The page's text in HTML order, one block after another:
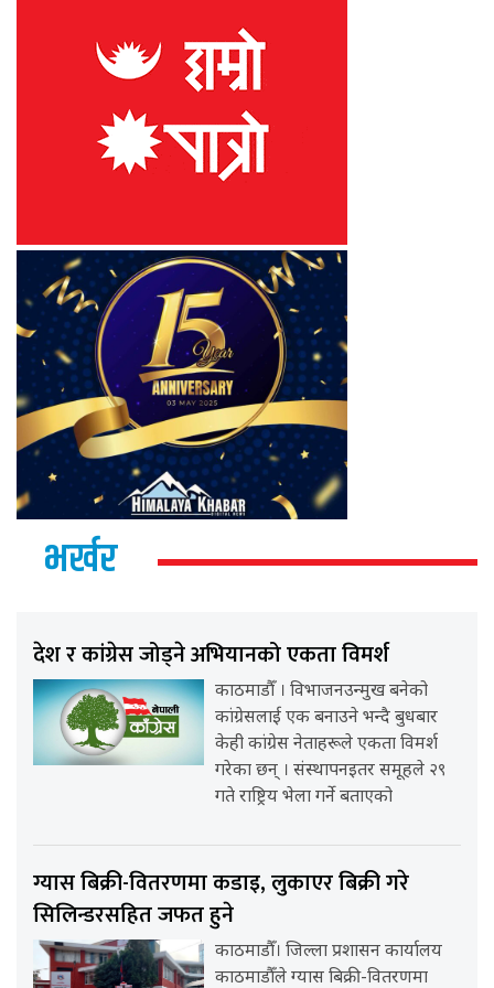
भर्खर
देश र कांग्रेस जोड्ने अभियानको एकता विमर्श
काठमाडौँ । विभाजनउन्मुख बनेको
कांग्रेसलाई एक बनाउने भन्दै बुधबार
केही कांग्रेस नेताहरूले एकता विमर्श
गरेका छन् । संस्थापनइतर समूहले २९
गते राष्ट्रिय भेला गर्ने बताएको
ग्यास बिक्री-वितरणमा कडाइ, लुकाएर बिक्री गरे
सिलिन्डरसहित जफत हुने
काठमाडौँ। जिल्ला प्रशासन कार्यालय
काठमाडौँले ग्यास बिक्री-वितरणमा